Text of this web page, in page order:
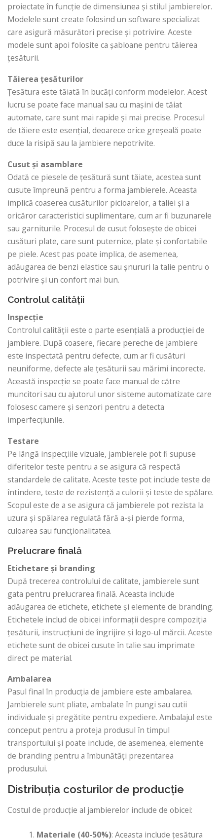
proiectate în funcție de dimensiunea și stilul jambierelor.
Modelele sunt create folosind un software specializat
care asigură măsurători precise și potrivire. Aceste
modele sunt apoi folosite ca șabloane pentru tăierea
țesăturii.
Tăierea țesăturilor
Țesătura este tăiată în bucăți conform modelelor. Acest
lucru se poate face manual sau cu mașini de tăiat
automate, care sunt mai rapide și mai precise. Procesul
de tăiere este esențial, deoarece orice greșeală poate
duce la risipă sau la jambiere nepotrivite.
Cusut și asamblare
Odată ce piesele de țesătură sunt tăiate, acestea sunt
cusute împreună pentru a forma jambierele. Aceasta
implică coaserea cusăturilor picioarelor, a taliei și a
oricăror caracteristici suplimentare, cum ar fi buzunarele
sau garniturile. Procesul de cusut folosește de obicei
cusături plate, care sunt puternice, plate și confortabile
pe piele. Acest pas poate implica, de asemenea,
adăugarea de benzi elastice sau șnururi la talie pentru o
potrivire și un confort mai bun.
Controlul calității
Inspecție
Controlul calității este o parte esențială a producției de
jambiere. După coasere, fiecare pereche de jambiere
este inspectată pentru defecte, cum ar fi cusături
neuniforme, defecte ale țesăturii sau mărimi incorecte.
Această inspecție se poate face manual de către
muncitori sau cu ajutorul unor sisteme automatizate care
folosesc camere și senzori pentru a detecta
imperfecțiunile.
Testare
Pe lângă inspecțiile vizuale, jambierele pot fi supuse
diferitelor teste pentru a se asigura că respectă
standardele de calitate. Aceste teste pot include teste de
întindere, teste de rezistență a culorii și teste de spălare.
Scopul este de a se asigura că jambierele pot rezista la
uzura și spălarea regulată fără a-și pierde forma,
culoarea sau funcționalitatea.
Prelucrare finală
Etichetare și branding
După trecerea controlului de calitate, jambierele sunt
gata pentru prelucrarea finală. Aceasta include
adăugarea de etichete, etichete și elemente de branding.
Etichetele includ de obicei informații despre compoziția
țesăturii, instrucțiuni de îngrijire și logo-ul mărcii. Aceste
etichete sunt de obicei cusute în talie sau imprimate
direct pe material.
Ambalarea
Pasul final în producția de jambiere este ambalarea.
Jambierele sunt pliate, ambalate în pungi sau cutii
individuale și pregătite pentru expediere. Ambalajul este
conceput pentru a proteja produsul în timpul
transportului și poate include, de asemenea, elemente
de branding pentru a îmbunătăți prezentarea
produsului.
Distribuția costurilor de producție
Costul de producție al jambierelor include de obicei:
Materiale (40-50%): Aceasta include țesătura